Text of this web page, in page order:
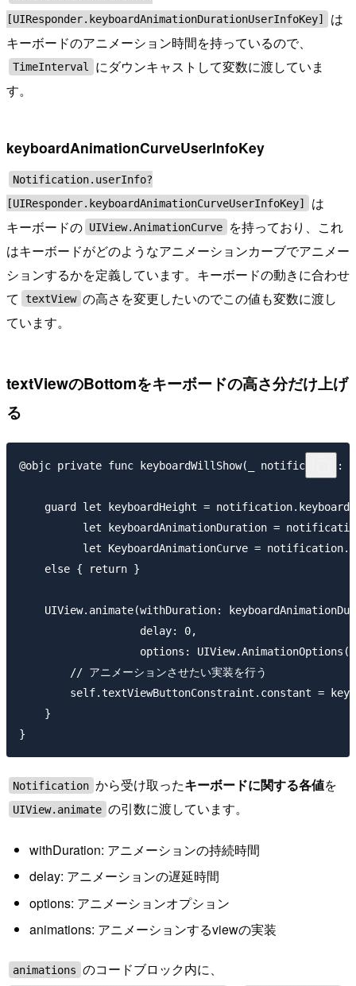
[UIResponder.keyboardAnimationDurationUserInfoKey]
は
キーボードのアニメーション時間を持っているので、
TimeInterval
にダウンキャストして変数に渡していま
す。
keyboardAnimationCurveUserInfoKey
Notification.userInfo?
[UIResponder.keyboardAnimationCurveUserInfoKey]
は
キーボードの UIView.AnimationCurve
を持っており、これ
はキーボードがどのようなアニメーションカーブでアニメー
ションするかを定義しています。キーボードの動きに合わせ
て
textView の高さを変更したいのでこの値も変数に渡し
ています。
textViewのBottomをキーボードの高さ分だけ上げ
る
@objc private func keyboardWillShow(_
guard let keyboardHeight =
let keyboardAnimationDuration =
let KeyboardAnimationCurve =
    else { return }
UIView.animate(withDuration:
                   delay: 0,
options:
        // アニメーションさせたい実装を行う
self.textViewButtonConstraint.constant =
    }
Notification から受け取ったキーボードに関する各値を
UIView.animate の引数に渡しています。
withDuration: アニメーションの持続時間
delay: アニメーションの遅延時間
options: アニメーションオプション
animations: アニメーションするviewの実装
animations のコードブロック内に、